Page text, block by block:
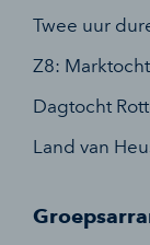
Twee uur
Z8: Marktocht
Dagtocht
Land van